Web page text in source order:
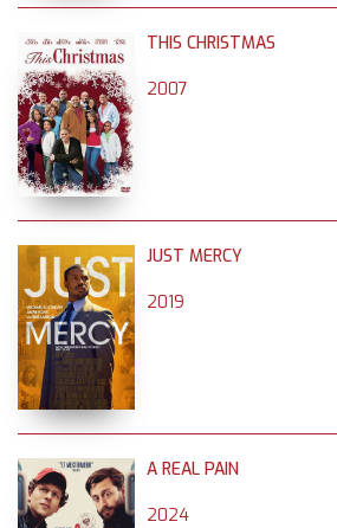
THIS CHRISTMAS
2007
JUST MERCY
2019
A REAL PAIN
2024